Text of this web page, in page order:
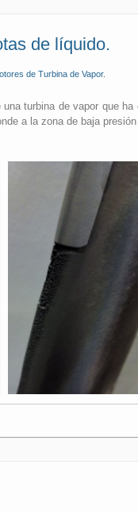
de líquido.
de Turbina de Vapor.
turbina de vapor que
a la zona de baja